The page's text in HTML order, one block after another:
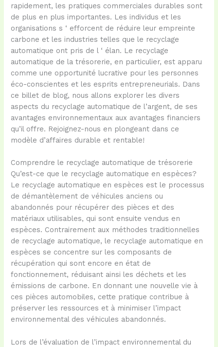
rapidement, les pratiques commerciales durables sont
de plus en plus importantes. Les individus et les
organisations s ‘ efforcent de réduire leur empreinte
carbone et les industries telles que le recyclage
automatique ont pris de l ‘ élan. Le recyclage
automatique de la trésorerie, en particulier, est apparu
comme une opportunité lucrative pour les personnes
éco-conscientes et les esprits entrepreneurials. Dans
ce billet de blog, nous allons explorer les divers
aspects du recyclage automatique de l’argent, de ses
avantages environnementaux aux avantages financiers
qu’il offre. Rejoignez-nous en plongeant dans ce
modèle d’affaires durable et rentable!
Comprendre le recyclage automatique de trésorerie
Qu’est-ce que le recyclage automatique en espèces?
Le recyclage automatique en espèces est le processus
de démantèlement de véhicules anciens ou
abandonnés pour récupérer des pièces et des
matériaux utilisables, qui sont ensuite vendus en
espèces. Contrairement aux méthodes traditionnelles
de recyclage automatique, le recyclage automatique en
espèces se concentre sur les composants de
récupération qui sont encore en état de
fonctionnement, réduisant ainsi les déchets et les
émissions de carbone. En donnant une nouvelle vie à
ces pièces automobiles, cette pratique contribue à
préserver les ressources et à minimiser l’impact
environnemental des véhicules abandonnés.
Lors de l’évaluation de l’impact environnemental du